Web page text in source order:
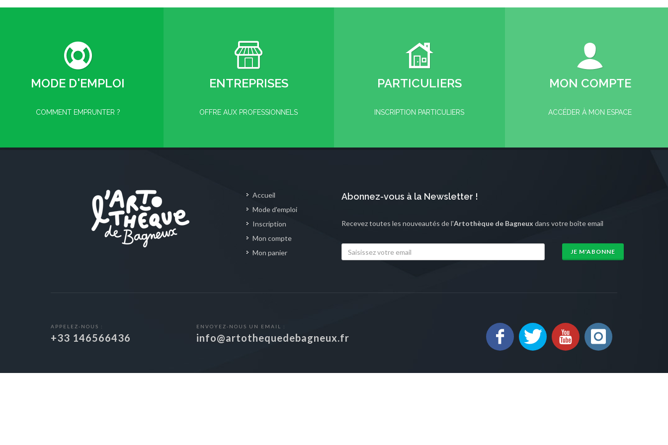
MODE D'EMPLOI
COMMENT EMPRUNTER ?
ENTREPRISES
OFFRE AUX PROFESSIONNELS
PARTICULIERS
INSCRIPTION PARTICULIERS
MON COMPTE
ACCÉDER À MON ESPACE
Accueil
Mode d'emploi
Inscription
Mon compte
Mon panier
Abonnez-vous à la Newsletter !
Recevez toutes les nouveautés de l'Artothèque de Bagneux dans votre boîte email
JE M'ABONNE
APPELEZ-NOUS :
+33 146566436
ENVOYEZ-NOUS UN EMAIL :
info@artothequedebagneux.fr